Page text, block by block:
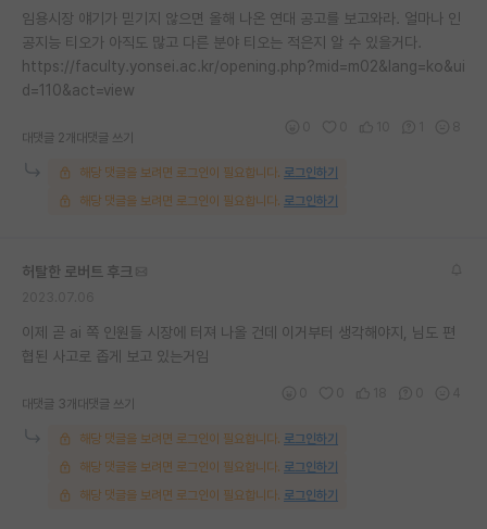
임용시장 얘기가 믿기지 않으면 올해 나온 연대 공고를 보고와라. 얼마나 인
공지능 티오가 아직도 많고 다른 분야 티오는 적은지 알 수 있을거다.
https://faculty.yonsei.ac.kr/opening.php?mid=m02&lang=ko&ui
d=110&act=view
대댓글 2개 대댓글 쓰기
해당 댓글을 보려면 로그인이 필요합니다. 로그인하기
해당 댓글을 보려면 로그인이 필요합니다. 로그인하기
허탈한 로버트 후크
이제 곧 ai 쪽 인원들 시장에 터져 나올 건데 이거부터 생각해야지, 님도 편
협된 사고로 좁게 보고 있는거임
대댓글 3개 대댓글 쓰기
해당 댓글을 보려면 로그인이 필요합니다. 로그인하기
해당 댓글을 보려면 로그인이 필요합니다. 로그인하기
해당 댓글을 보려면 로그인이 필요합니다. 로그인하기